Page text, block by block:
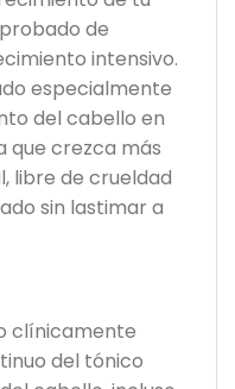
de
intensivo.
especialmente
del cabello en
que crezca más
libre de crueldad
sin lastimar a
clínicamente
del tónico